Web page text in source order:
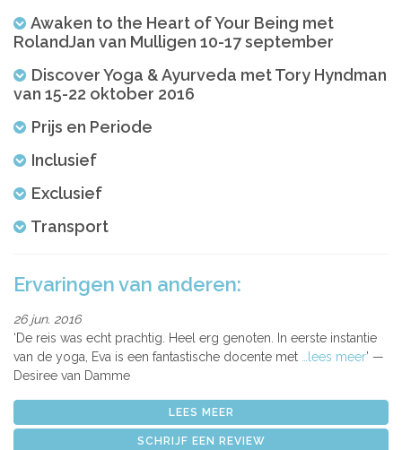
Awaken to the Heart of Your Being met
RolandJan van Mulligen 10-17 september
Discover Yoga & Ayurveda met Tory Hyndman
van 15-22 oktober 2016
Prijs en Periode
Inclusief
Exclusief
Transport
Ervaringen van anderen:
26 jun. 2016
De reis was echt prachtig. Heel erg genoten. In eerste instantie
van de yoga, Eva is een fantastische docente met
…lees meer
Desiree van Damme
LEES MEER
SCHRIJF EEN REVIEW